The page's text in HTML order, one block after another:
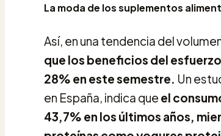
La moda de los suplementos
Así, en una tendencia del
que los beneficios del
28% en este semestre. Un
en España, indica que el
43,7% en los últimos años,